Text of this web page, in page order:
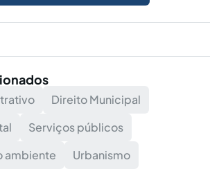
Direito Municipal
Serviços públicos
ambiente
Urbanismo